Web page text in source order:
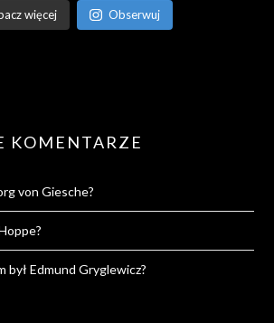
więcej Obserwuj
KOMENTARZE
von Giesche?
był Edmund Gryglewicz?